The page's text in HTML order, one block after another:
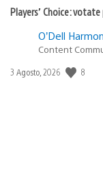
Players’ Choice:
O’Dell
Content
Data
3 Agosto, 2026 8